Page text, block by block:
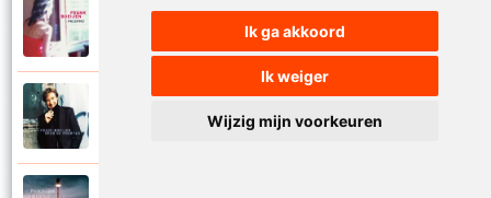
Ik ga akkoord
Ik weiger
Wijzig mijn voorkeuren
Frank Boeijen
Open de poorten